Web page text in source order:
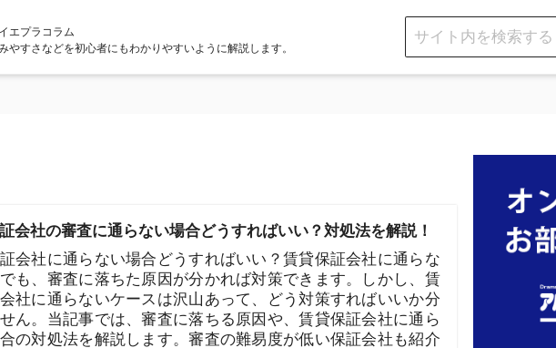
ム
を初心者にもわかりやすいように解説します。
2025年06月20日
通らない場合どうすればいい？賃貸保証会社に通らな
査に落ちた原因が分かれば対策できます。しかし、賃
らないケースは沢山あって、どう対策すればいいか分
記事では、審査に落ちる原因や、賃貸保証会社に通ら
法を解説します。審査の難易度が低い保証会社も紹介
店舗数No.1！掲載物件数230万件